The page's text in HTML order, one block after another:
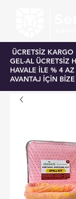
ÜCRETSİZ KARGO
GEL-AL ÜCRETSİZ
HAVALE İLE % 4
AVANTAJ İÇİN